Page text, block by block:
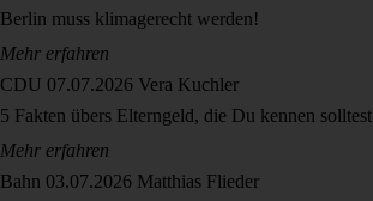
Berlin muss klimagerecht werden!
Mehr erfahren
CDU 07.07.2026 Vera Kuchler
5 Fakten übers Elterngeld, die Du kennen solltest
Mehr erfahren
Bahn 03.07.2026 Matthias Flieder